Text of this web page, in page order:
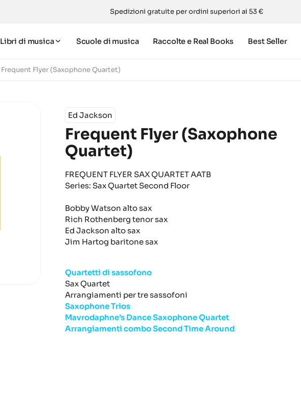
Spedizioni gratuite per ordini superiori ai 53 €
Libri di musica Scuole di musica Raccolte e Real Books Best Seller
Frequent Flyer (Saxophone Quartet)
Ed Jackson
Frequent Flyer (Saxophone
Quartet)
FREQUENT FLYER SAX QUARTET AATB
Series: Sax Quartet Second Floor
Bobby Watson alto sax
Rich Rothenberg tenor sax
Ed Jackson alto sax
Jim Hartog baritone sax
Quartetti di sassofono
Sax Quartet
Arrangiamenti per tre sassofoni
Saxophone Trios
Mavrodaphne's Dance Saxophone Quartet
Arrangiamenti comboSecond Time Around